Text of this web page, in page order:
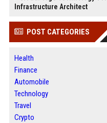
Infrastructure Architect
POST CATEGORIES
Health
Finance
Automobile
Technology
Travel
Crypto